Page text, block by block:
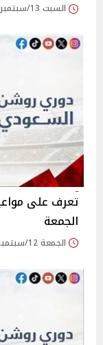
السبت 13/سبتمبر/2025 - 07:42 ص
تعرف على
الجمعة
الجمعة 12/سبتمبر/2025 - 10:35 ص